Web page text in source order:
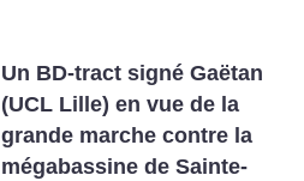
Un BD-tract signé Gaëtan
(UCL Lille) en vue de la
grande marche contre la
mégabassine de Sainte-